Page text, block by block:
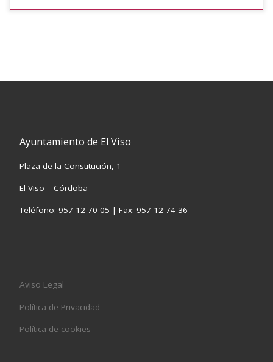
Ayuntamiento de El Viso
Plaza de la Constitución, 1
El Viso – Córdoba
Teléfono: 957 12 70 05 | Fax: 957 12 74 36
Aviso Legal
Política de Privacidad
Política de cookies